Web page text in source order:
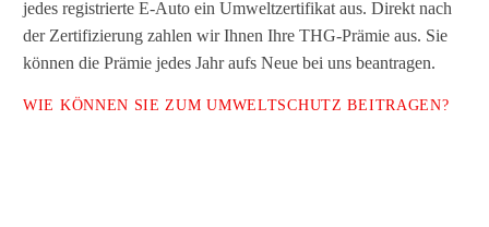
jedes registrierte E-Auto ein Umweltzertifikat aus. Direkt nach
der Zertifizierung zahlen wir Ihnen Ihre THG-Prämie aus. Sie
können die Prämie jedes Jahr aufs Neue bei uns beantragen.
WIE KÖNNEN SIE ZUM UMWELTSCHUTZ BEITRAGEN?